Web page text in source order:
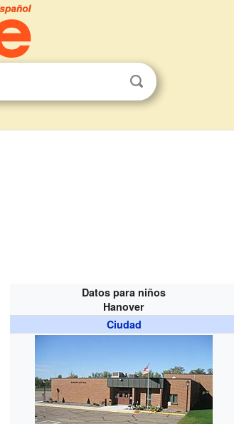
Datos para niños
Hanover
Ciudad